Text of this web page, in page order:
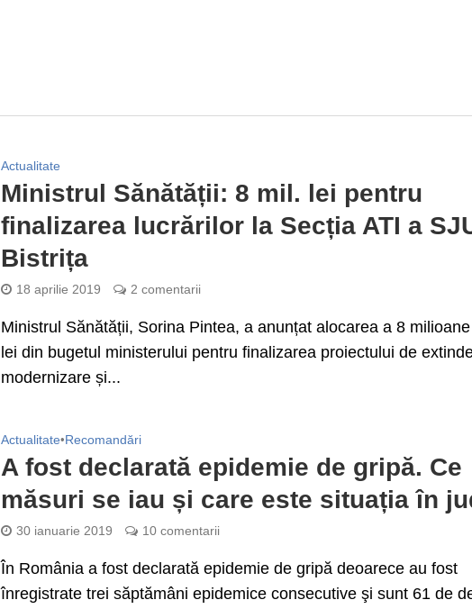
Actualitate
Ministrul Sănătății: 8 mil. lei pentru
finalizarea lucrărilor la Secția ATI a
Bistrița
18 aprilie 2019 2 comentarii
Ministrul Sănătății, Sorina Pintea, a anunțat alocarea a 8
lei din bugetul ministerului pentru finalizarea proiectului de
modernizare și...
Actualitate•Recomandări
A fost declarată epidemie de gripă. Ce
măsuri se iau și care este situația în
30 ianuarie 2019 10 comentarii
În România a fost declarată epidemie de gripă deoarece au fost
înregistrate trei săptămâni epidemice consecutive şi sunt 61 de